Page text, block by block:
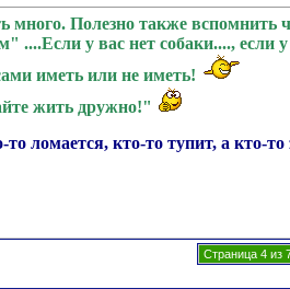
Полезно также вспомнить
у вас нет собаки...., если у
иметь или не иметь!
жить дружно!"
кто-то тупит, а кто-то
Страница 4 из